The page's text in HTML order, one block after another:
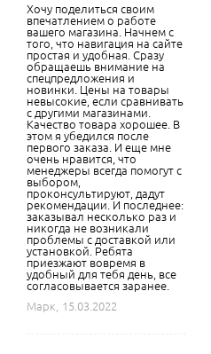
Хочу поделиться своим
впечатлением о работе
вашего магазина. Начнем с
того, что навигация на сайте
простая и удобная. Сразу
обращаешь внимание на
спецпредложения и
новинки. Цены на товары
невысокие, если сравнивать
с другими магазинами.
Качество товара хорошее. В
этом я убедился после
первого заказа. И еще мне
очень нравится, что
менеджеры всегда помогут с
выбором,
проконсультируют, дадут
рекомендации. И последнее:
заказывал несколько раз и
никогда не возникали
проблемы с доставкой или
установкой. Ребята
приезжают вовремя в
удобный для тебя день, все
согласовывается заранее.
Марк,
15.03.2022